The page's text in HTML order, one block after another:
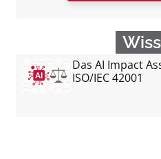
Das AI Impact
ISO/IEC 42001